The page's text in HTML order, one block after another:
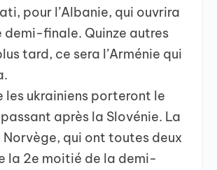
pour l’Albanie, qui ouvrira
demi-finale. Quinze autres
tard, ce sera l’Arménie qui
les ukrainiens porteront le
après la Slovénie. La
Norvège, qui ont toutes deux
la 2e moitié de la demi-